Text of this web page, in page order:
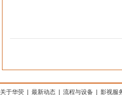
关于华荧 最新动态 流程与设备
影视服